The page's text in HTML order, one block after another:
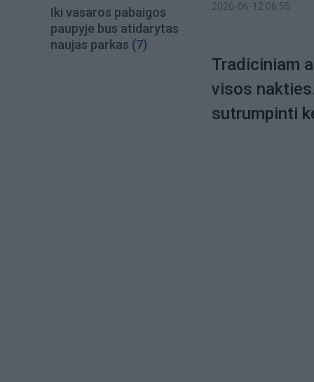
Iki vasaros pabaigos
paupyje bus atidarytas
naujas parkas (7)
2026-06-12 06:55
Tradiciniam
visos
sutrumpinti